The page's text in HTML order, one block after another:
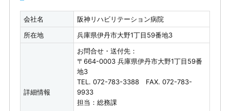
会社名
阪神リハビリテーション病院
所在地
兵庫県伊丹市大野1丁目59番地3
詳細情報
お問合せ・送付先：
〒664-0003 兵庫県伊丹市大野1丁目59番
地3
TEL. 072-783-3388 FAX. 072-783-
9933
担当：総務課